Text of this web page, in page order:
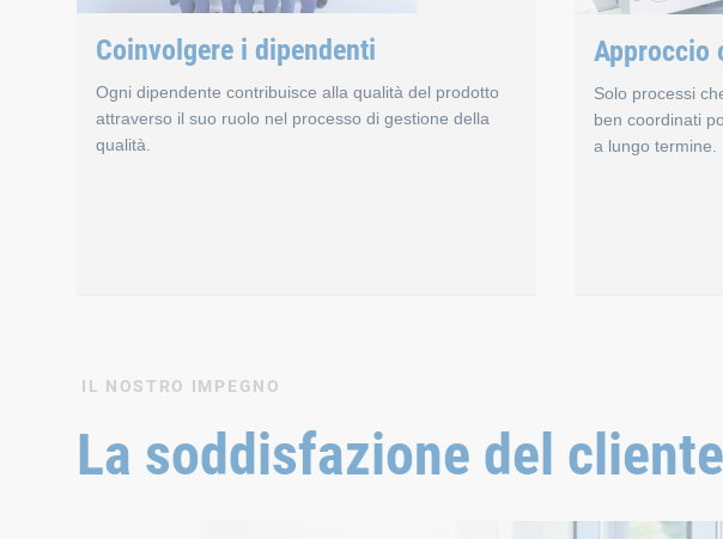
Coinvolgere i dipendenti
Ogni dipendente contribuisce alla qualità del prodotto
attraverso il suo ruolo nel processo di gestione della
qualità.
I nostri dipendenti sono le fondamenta del nostro successo. Offriamo
Approccio
Solo processi
ben coordinati
a lungo termine.
La nostra
IL NOSTRO IMPEGNO
La soddisfazione del